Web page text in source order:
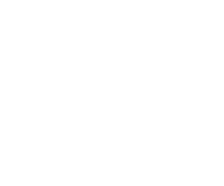
portioner, desserter eller något från
kan de även stängas med
eftersom formarna är
Duniform-koncept
(MAP)